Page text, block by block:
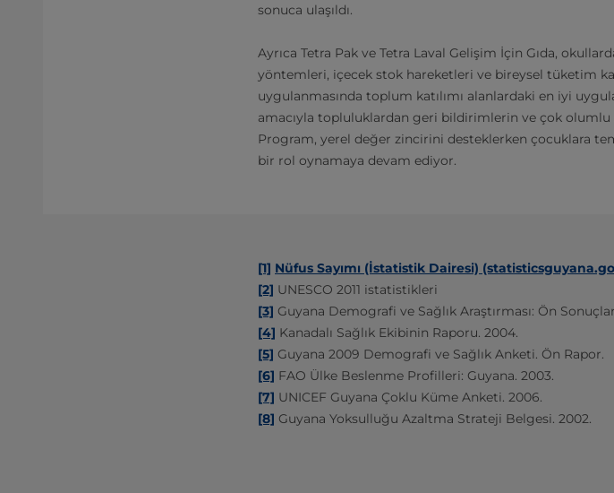
sonuca ulaşıldı.
Ayrıca Tetra Pak ve Tetra Laval Gelişim İçin Gıda,
yöntemleri, içecek stok hareketleri ve bireysel tüketim
uygulanmasında toplum katılımı alanlardaki en iyi
amacıyla topluluklardan geri bildirimlerin ve çok olumlu
Program, yerel değer zincirini desteklerken çocuklara
bir rol oynamaya devam ediyor.
[1] Nüfus Sayımı (İstatistik Dairesi)
[2] UNESCO 2011 istatistikleri
[3] Guyana Demografi ve Sağlık Araştırması: Ön
[4] Kanadalı Sağlık Ekibinin Raporu. 2004.
[5] Guyana 2009 Demografi ve Sağlık Anketi. Ön Rapor.
[6] FAO Ülke Beslenme Profilleri: Guyana. 2003.
[7] UNICEF Guyana Çoklu Küme Anketi. 2006.
[8] Guyana Yoksulluğu Azaltma Strateji Belgesi. 2002.